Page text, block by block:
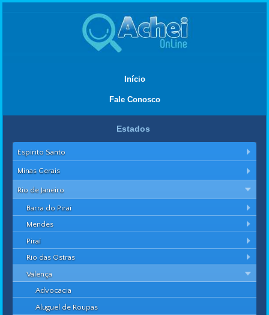
Início
Fale Conosco
Estados
Espírito Santo
Minas Gerais
Rio de Janeiro
Barra do Piraí
Mendes
Piraí
Rio das Ostras
Valença
Advocacia
Aluguel de Roupas